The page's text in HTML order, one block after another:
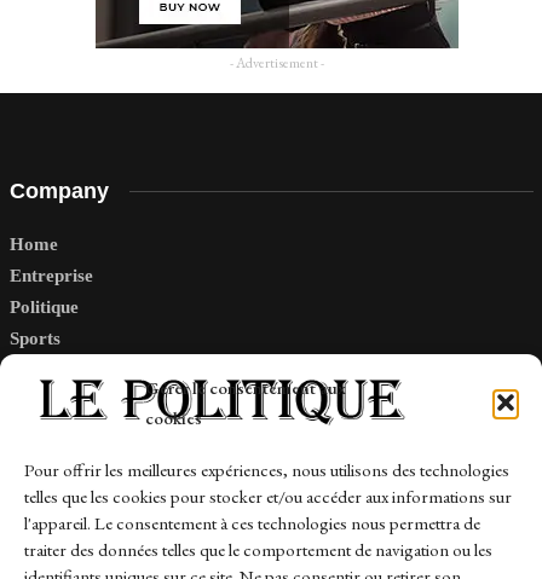
Gérer le consentement aux
cookies
Pour offrir les meilleures expériences, nous utilisons des technologies
telles que les cookies pour stocker et/ou accéder aux informations sur
l'appareil. Le consentement à ces technologies nous permettra de
traiter des données telles que le comportement de navigation ou les
- Advertisement -
Company
Home
Entreprise
Politique
Sports
Links
Contact